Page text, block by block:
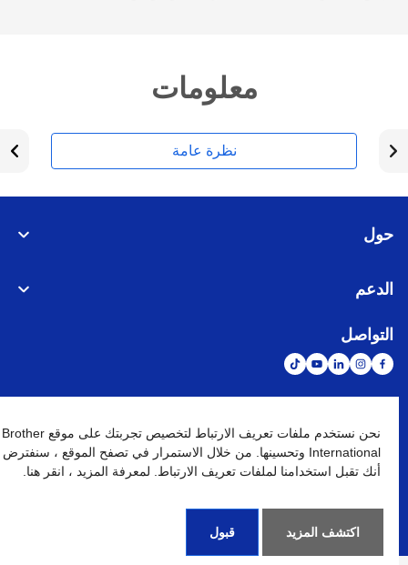
معلومات
نظرة عامة
حول
الدعم
التواصل
الشبكة العالمية
نهج الخصوصية شروط الإستخدام خريطة الموقع الإنتقال إلى الموقع العالمي
كافة الحقوق محفوظة. BROTHER INTERNATIONAL (GULF) FZE
2026
نحن نستخدم ملفات تعريف الارتباط لتخصيص تجربتك على موقع Brother
International وتحسينها. من خلال الاستمرار في تصفح الموقع ، سنفترض
أنك تقبل استخدامنا لملفات تعريف الارتباط. لمعرفة المزيد ، انقر هنا.
اكتشف المزيد قبول